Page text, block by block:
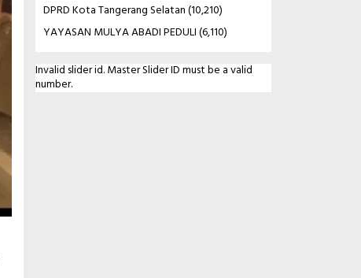
DPRD Kota Tangerang Selatan(10,210)
YAYASAN MULYA ABADI PEDULI(6,110)
Invalid slider id. Master Slider ID must be a valid
number.